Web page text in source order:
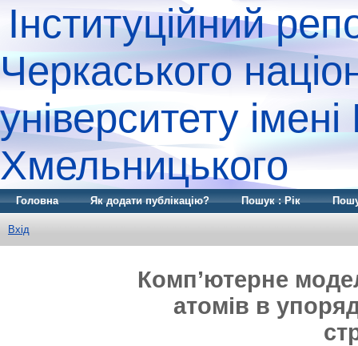
Інституційний
Черкаського
університету
Хмельницького
Головна Як додати публікацію? Пошук : Рік
Вхід
Комп’ютерне
атомів в